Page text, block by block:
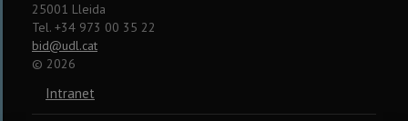
25001 Lleida
Tel. +34 973 00 35 22
bid@udl.cat
© 2026
Intranet